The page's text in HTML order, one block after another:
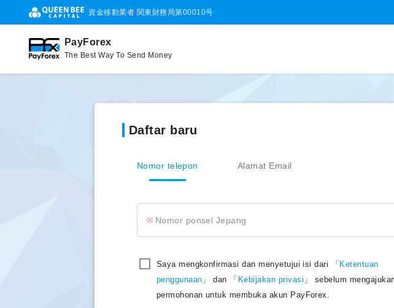
資金移動業者 関東財務局第00010号
PayForex
The Best Way To Send Money
Daftar baru
Nomor telepon Alamat Email
Nomor ponsel Jepang
Saya mengkonfirmasi dan menyetujui isi dari 「 Ketentuan
penggunaan 」 dan 「 Kebijakan privasi 」 sebelum
permohonan untuk membuka akun PayForex.